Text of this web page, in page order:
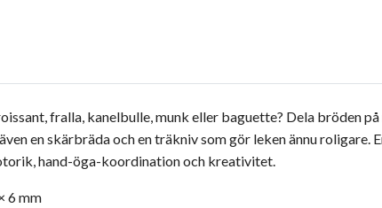
fralla, kanelbulle, munk eller baguette? Dela bröden
en skärbräda och en träkniv som gör leken ännu
hand-öga-koordination och kreativitet.
6 mm